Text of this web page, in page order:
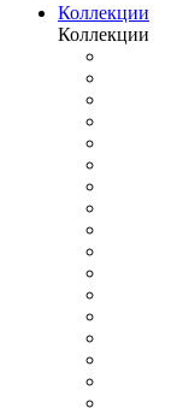
Коллекции
Коллекции